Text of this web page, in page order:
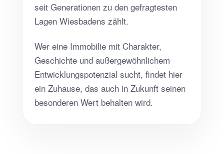
seit Generationen zu den gefragtesten
Lagen Wiesbadens zählt.
Wer eine Immobilie mit Charakter,
Geschichte und außergewöhnlichem
Entwicklungspotenzial sucht, findet hier
ein Zuhause, das auch in Zukunft seinen
besonderen Wert behalten wird.